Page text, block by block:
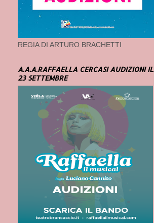
REGIA DI ARTURO BRACHETTI
A.A.A.RAFFAELLA CERCASI AUDIZIONI IL
23 SETTEMBRE